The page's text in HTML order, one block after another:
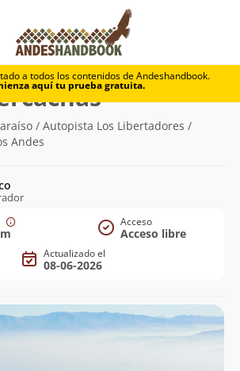
a todos los contenidos de Andeshandbook.
aquí tu prueba gratuita.
Cerro Mercachas
(1.642m)
/ Autopista Los Libertadores /
Andes
Acceso
Acceso libre
Actualizado el
08-06-2026